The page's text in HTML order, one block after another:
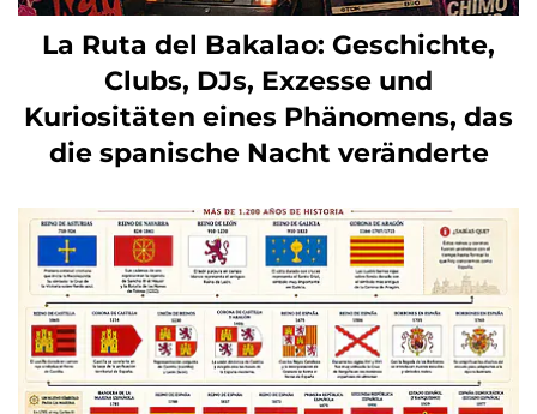
La Ruta del Bakalao: Geschichte,
Clubs, DJs, Exzesse und
Kuriositäten eines Phänomens, das
die spanische Nacht veränderte